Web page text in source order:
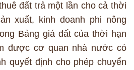
đất trả một lần cho cả thời
xuất, kinh doanh phi nông
Bảng giá đất của thời hạn
được cơ quan nhà nước có
quyết định cho phép chuyển